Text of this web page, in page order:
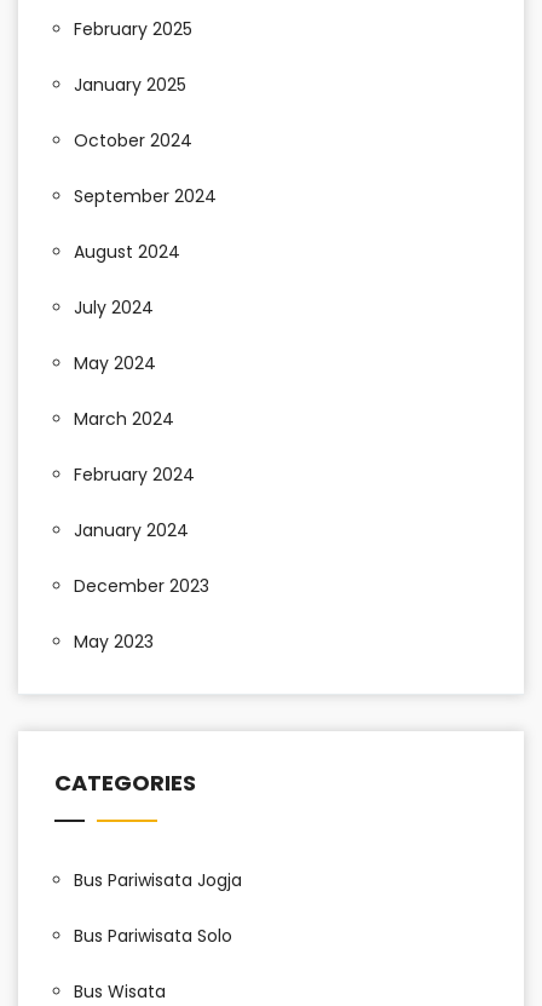
February 2025
January 2025
October 2024
September 2024
August 2024
July 2024
May 2024
March 2024
February 2024
January 2024
December 2023
May 2023
CATEGORIES
Bus Pariwisata Jogja
Bus Pariwisata Solo
Bus Wisata